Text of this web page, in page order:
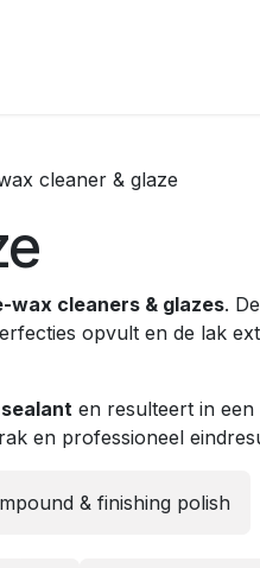
cleaner & glaze
wax cleaners & glazes. De
opvult en de lak
en resulteert in een
en professioneel
& finishing polish